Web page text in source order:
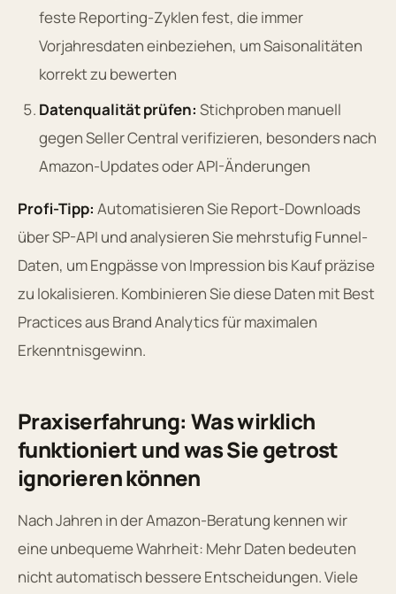
feste Reporting-Zyklen fest, die immer
Vorjahresdaten einbeziehen, um Saisonalitäten
korrekt zu bewerten
Datenqualität prüfen: Stichproben manuell
gegen Seller Central verifizieren, besonders nach
Amazon-Updates oder API-Änderungen
Profi-Tipp: Automatisieren Sie Report-Downloads
über SP-API und analysieren Sie mehrstufig Funnel-
Daten, um Engpässe von Impression bis Kauf präzise
zu lokalisieren. Kombinieren Sie diese Daten mit Best
Practices aus Brand Analytics für maximalen
Erkenntnisgewinn.
Praxiserfahrung: Was wirklich
funktioniert und was Sie getrost
ignorieren können
Nach Jahren in der Amazon-Beratung kennen wir
eine unbequeme Wahrheit: Mehr Daten bedeuten
nicht automatisch bessere Entscheidungen. Viele